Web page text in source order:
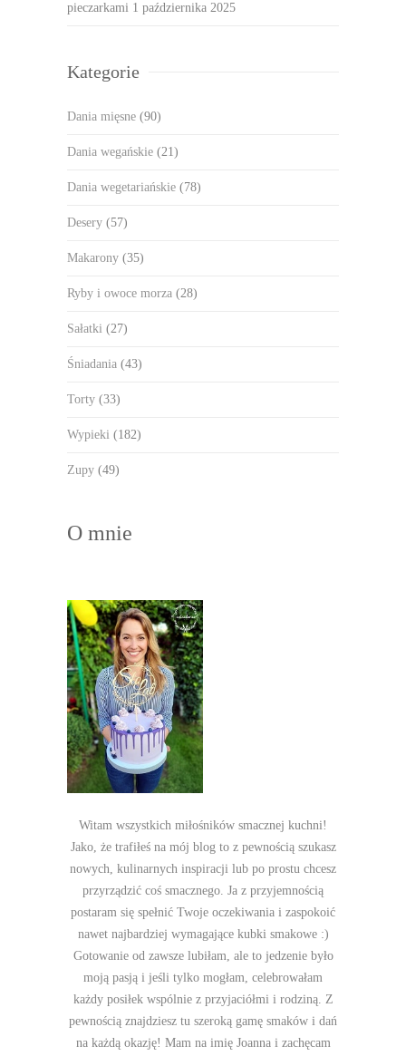
pieczarkami 1 października 2025
Kategorie
Dania mięsne (90)
Dania wegańskie (21)
Dania wegetariańskie (78)
Desery (57)
Makarony (35)
Ryby i owoce morza (28)
Sałatki (27)
Śniadania (43)
Torty (33)
Wypieki (182)
Zupy (49)
O mnie
Witam wszystkich miłośników smacznej kuchni!
Jako, że trafiłeś na mój blog to z pewnością szukasz
nowych, kulinarnych inspiracji lub po prostu chcesz
przyrządzić coś smacznego. Ja z przyjemnością
postaram się spełnić Twoje oczekiwania i zaspokoić
nawet najbardziej wymagające kubki smakowe :)
Gotowanie od zawsze lubiłam, ale to jedzenie było
moją pasją i jeśli tylko mogłam, celebrowałam
każdy posiłek wspólnie z przyjaciółmi i rodziną. Z
pewnością znajdziesz tu szeroką gamę smaków i dań
na każdą okazję! Mam na imię Joanna i zachęcam